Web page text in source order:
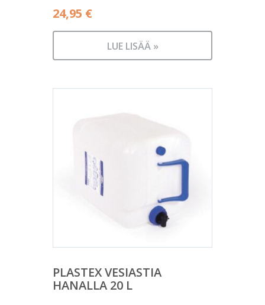
24,95 €
LUE LISÄÄ »
PLASTEX VESIASTIA
HANALLA 20 L